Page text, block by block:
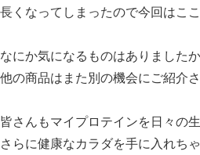
長くなってしまったので今回はここ
なにか気になるものはありました
他の商品はまた別の機会にご紹介
皆さんもマイプロテインを日々の
さらに健康なカラダを手に入れち